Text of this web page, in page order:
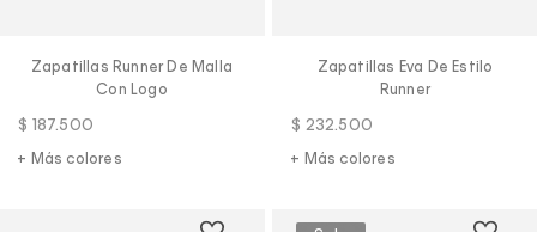
Zapatillas Runner De Malla
Con Logo
$ 187.500
+ Más colores
Zapatillas Eva De Estilo
Runner
$ 232.500
+ Más colores